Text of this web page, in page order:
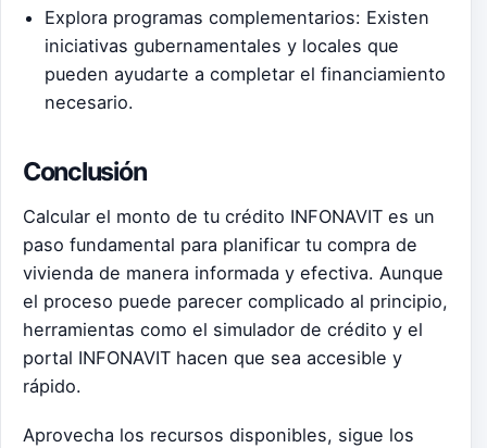
Explora programas complementarios: Existen
iniciativas gubernamentales y locales que
pueden ayudarte a completar el financiamiento
necesario.
Conclusión
Calcular el monto de tu crédito INFONAVIT es un
paso fundamental para planificar tu compra de
vivienda de manera informada y efectiva. Aunque
el proceso puede parecer complicado al principio,
herramientas como el simulador de crédito y el
portal INFONAVIT hacen que sea accesible y
rápido.
Aprovecha los recursos disponibles, sigue los